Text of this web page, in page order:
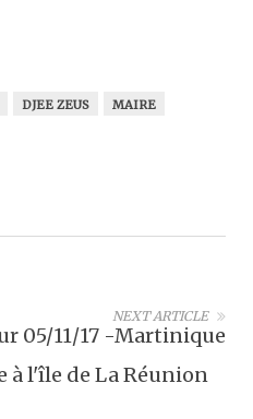
DJEE ZEUS
MAIRE
NEXT ARTICLE
05/11/17 -Martinique
à l'île de La Réunion